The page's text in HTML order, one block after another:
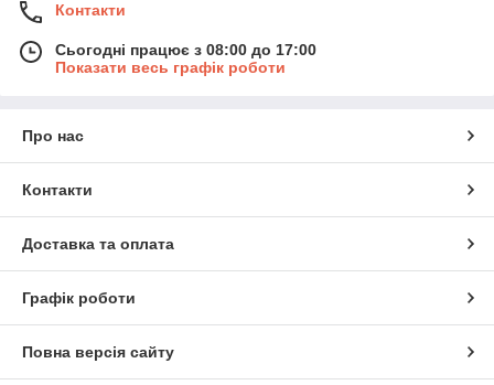
Контакти
Сьогодні працює з 08:00 до 17:00
Показати весь графік роботи
Про нас
Контакти
Доставка та оплата
Графік роботи
Повна версія сайту